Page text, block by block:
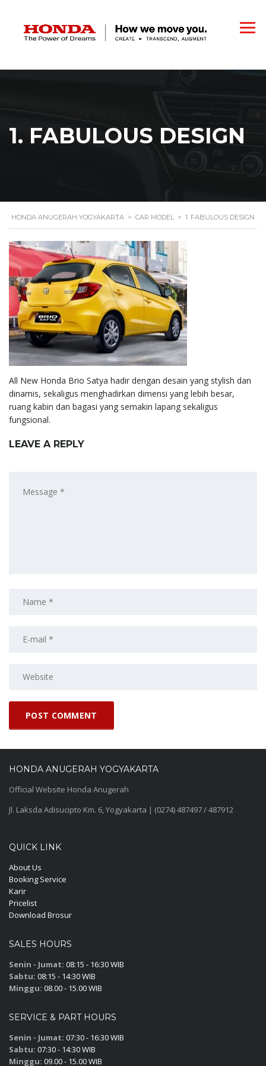
1. FABULOUS DESIGN
HONDA ANUGERAH YOGYAKARTA > CAR MODEL > 1. FABULOUS DESIGN
All New Honda Brio Satya hadir dengan desain yang stylish dan
dinamis, sekaligus menghadirkan dimensi yang lebih besar,
ruang kabin dan bagasi yang semakin lapang sekaligus
fungsional.
LEAVE A REPLY
HONDA ANUGERAH YOGYAKARTA
Official Website Honda Anugerah
Jl. Laksda Adisucipto Km. 6, Yogyakarta | (0274) 487497 / 487912
QUICK LINK
About Us
Booking Service
Karir
Pricelist
Download Brosur
SALES HOURS
Senin - Jumat: 08:15 - 16:30 WIB
Sabtu: 08:15 - 14:30 WIB
Minggu: 08.00 - 15.00 WIB
SERVICE & PART HOURS
Senin - Jumat: 07:30 - 16:30 WIB
Sabtu: 07:30 - 14:30 WIB
Minggu: 09.00 - 15.00 WIB